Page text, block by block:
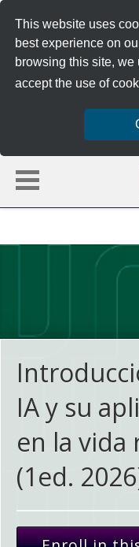
This website uses
best experience on
browsing this site, we
accept the use of
IA y su
en la vida
(1ed.